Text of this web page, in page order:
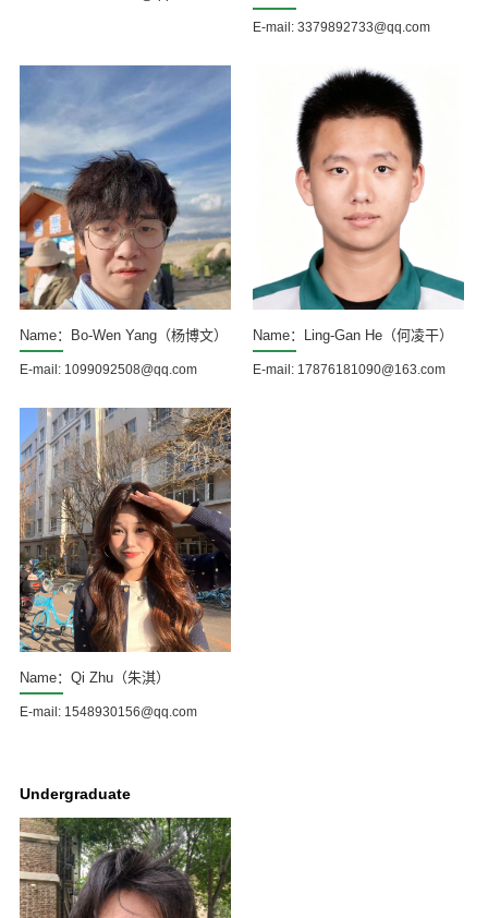
E-mail: 3379892733@qq.com
Name：Bo-Wen Yang（杨博文）
E-mail: 1099092508@qq.com
Name：Ling-Gan He（何凌干）
E-mail: 17876181090@163.com
Name：Qi Zhu（朱淇）
E-mail: 1548930156@qq.com
Undergraduate